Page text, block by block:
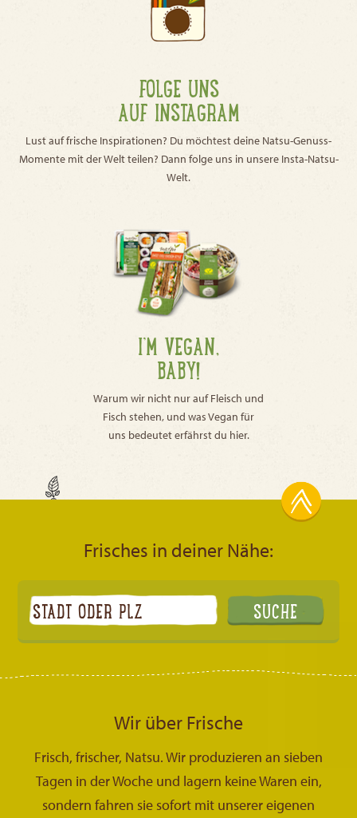
FOLGE UNS
AUF INSTAGRAM
Lust auf frische Inspirationen? Du möchtest deine Natsu-Genuss-
Momente mit der Welt teilen? Dann folge uns in unsere Insta-Natsu-
Welt.
I’M VEGAN,
BABY!
Warum wir nicht nur auf Fleisch und
Fisch stehen, und was Vegan für
uns bedeutet erfährst du hier.
Frisches in deiner Nähe:
Wir über Frische
Frisch, frischer, Natsu. Wir produzieren an sieben
Tagen in der Woche und lagern keine Waren ein,
sondern fahren sie sofort mit unserer eigenen